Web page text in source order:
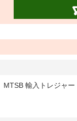
MTSB 輸入トレジャ